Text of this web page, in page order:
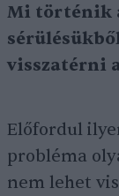
Mi történik
visszatérni
Előfordul
probléma
nem lehet